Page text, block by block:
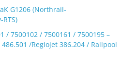
G1206 (Northrail-
/ 7500102 / 7500161 / 7500195 –
/Regiojet 386.204 / Railpool